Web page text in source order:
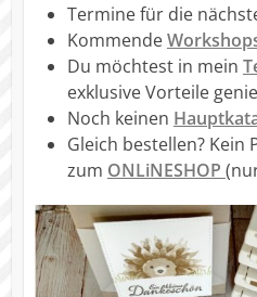
Termine für die
Kommende
Du möchtest in mein
exklusive Vorteile
Noch keinen
Gleich bestellen? Kein
zum ONLiNESHOP